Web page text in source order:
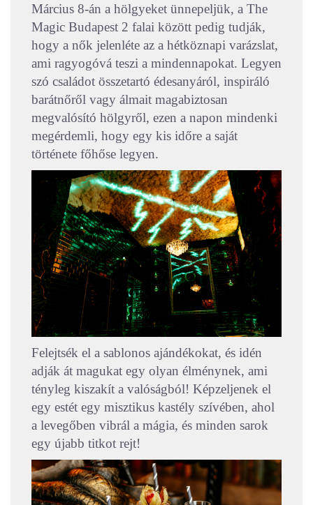
Március 8-án a hölgyeket ünnepeljük, a The
Magic Budapest 2 falai között pedig tudják,
hogy a nők jelenléte az a hétköznapi varázslat,
ami ragyogóvá teszi a mindennapokat. Legyen
szó családot összetartó édesanyáról, inspiráló
barátnőről vagy álmait magabiztosan
megvalósító hölgyről, ezen a napon mindenki
megérdemli, hogy egy kis időre a saját
története főhőse legyen.
Felejtsék el a sablonos ajándékokat, és idén
adják át magukat egy olyan élménynek, ami
tényleg kiszakít a valóságból! Képzeljenek el
egy estét egy misztikus kastély szívében, ahol
a levegőben vibrál a mágia, és minden sarok
egy újabb titkot rejt!